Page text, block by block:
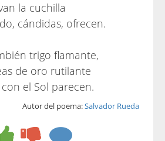
la cuchilla
cándidas, ofrecen.
trigo flamante,
de oro rutilante
el Sol parecen.
Autor del poema:Salvador Rueda